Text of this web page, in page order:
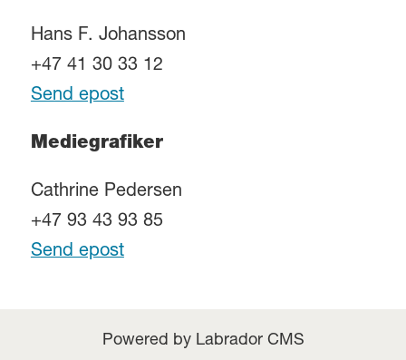
Hans F. Johansson
+47 41 30 33 12
Send epost
Mediegrafiker
Cathrine Pedersen
+47 93 43 93 85
Send epost
Powered by Labrador CMS